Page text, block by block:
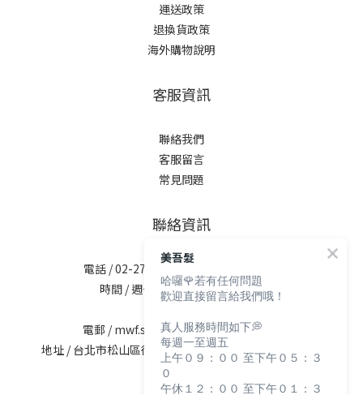
運送政策
退換貨政策
海外購物說明
客服資訊
聯絡我們
客服留言
常見問題
聯絡資訊
電話 / 02-2713-6621 (無提供訂購服務)
時間 / 週一至週五 09:30-12:00；
電郵 / mwf.service@maywufa.com.tw
地址 / 台北市松山區復興北路167號5樓(無提供現場販售)
美吾髮
哈囉🌹若有任何問題
歡迎直接留言給我們哦！
真人服務時間如下💭
每週一至週五
上午０９：００ 至下午０５：３
０
午休１２：００ 至下午０１：３